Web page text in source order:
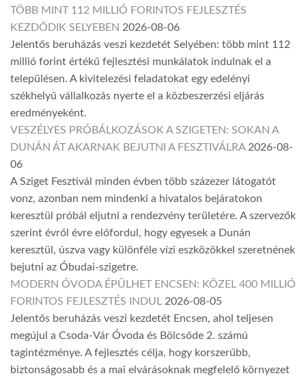
TÖBB MINT 112 MILLIÓ FORINTOS FEJLESZTÉS
KEZDŐDIK SELYEBEN 2026-08-06
Jelentős beruházás veszi kezdetét Selyében: több mint 112
millió forint értékű fejlesztési munkálatok indulnak el a
településen. A kivitelezési feladatokat egy edelényi
székhelyű vállalkozás nyerte el a közbeszerzési eljárás
eredményeként.
VESZÉLYES PRÓBÁLKOZÁSOK A SZIGETEN: SOKAN A
DUNÁN ÁT AKARNAK BEJUTNI A FESZTIVÁLRA 2026-08-
06
A Sziget Fesztivál minden évben több százezer látogatót
vonz, azonban nem mindenki a hivatalos bejáratokon
keresztül próbál eljutni a rendezvény területére. A szervezők
szerint évről évre előfordul, hogy egyesek a Dunán
keresztül, úszva vagy különféle vízi eszközökkel szeretnének
bejutni az Óbudai-szigetre.
MODERN ÓVODA ÉPÜLHET ENCSEN: KÖZEL 400 MILLIÓ
FORINTOS FEJLESZTÉS INDUL 2026-08-05
Jelentős beruházás veszi kezdetét Encsen, ahol teljesen
megújul a Csoda-Vár Óvoda és Bölcsőde 2. számú
tagintézménye. A fejlesztés célja, hogy korszerűbb,
biztonságosabb és a mai elvárásoknak megfelelő környezet